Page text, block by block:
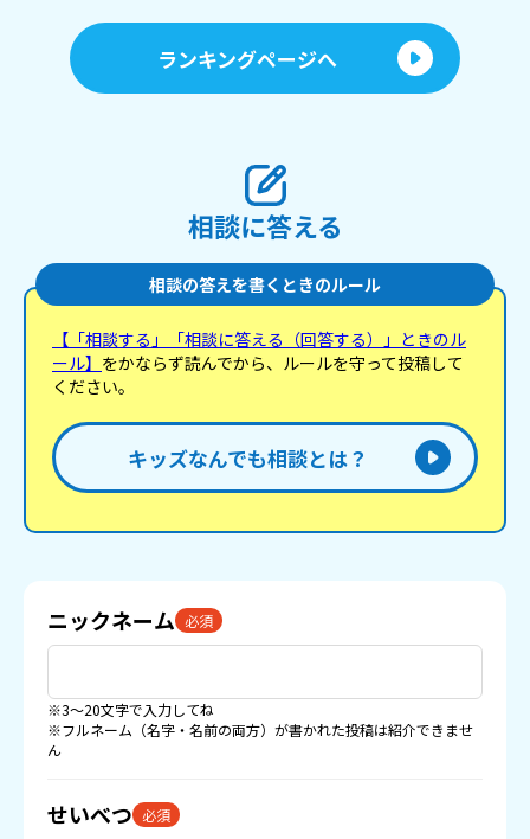
ランキングページへ
相談に答える
相談の答えを書くときのルール
【「相談する」「相談に答える（回答する）」ときのル
ール】 をかならず読んでから、ルールを守って投稿して
ください。
キッズなんでも相談とは？
ニックネーム 必須
※3〜20文字で入力してね
※フルネーム（名字・名前の両方）が書かれた投稿は紹介できませ
ん
せいべつ 必須